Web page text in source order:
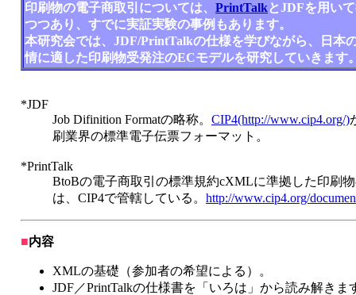
印刷物の電子商取引については、 PrintTalkとJDFを用い
つつあり、すでに実証実験の事例もあります。
本研究会では、JDF/PrintTalkの仕様を学びながら、日本
情に適した印刷物受発注のECモデルを研究していきます
*JDF
Job Difinition Formatの略称。 CIP4(http://www.cip4.org/)
刷業界の標準電子伝票フォーマット。
*PrintTalk
BtoBの電子商取引の標準規約cXMLに準拠した印刷
は、CIP4で管轄している。 http://www.cip4.org/
■内容
XMLの基礎（参加者の希望による）。
JDF／PrintTalkの仕様書を「いろは」から読み解きま